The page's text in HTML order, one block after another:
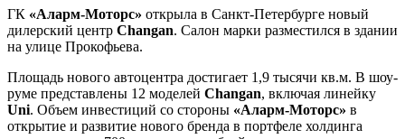
ГК «Аларм-Моторс» открыла в Санкт-Петербурге новый
дилерский центр Changan. Салон марки разместился в здании
на улице Прокофьева.
Площадь нового автоцентра достигает 1,9 тысячи кв.м. В шоу-
руме представлены 12 моделей Changan, включая линейку
Uni. Объем инвестиций со стороны «Аларм-Моторс» в
открытие и развитие нового бренда в портфеле холдинга